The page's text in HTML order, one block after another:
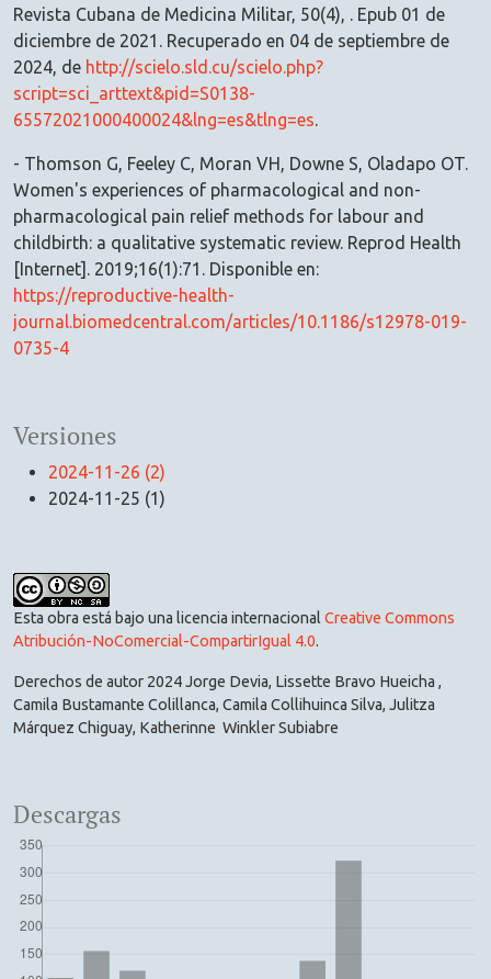
Versiones
2024-11-26 (2)
2024-11-25 (1)
Revista Cubana de Medicina Militar, 50(4), . Epub 01 de
diciembre de 2021. Recuperado en 04 de septiembre de
2024, de http://scielo.sld.cu/scielo.php?
script=sci_arttext&pid=S0138-
65572021000400024&lng=es&tlng=es.
- Thomson G, Feeley C, Moran VH, Downe S, Oladapo OT.
Women's experiences of pharmacological and non-
pharmacological pain relief methods for labour and
childbirth: a qualitative systematic review. Reprod Health
[Internet]. 2019;16(1):71. Disponible en:
https://reproductive-health-
journal.biomedcentral.com/articles/10.1186/s12978-019-
0735-4
Esta obra está bajo una licencia internacional Creative Commons
Atribución-NoComercial-CompartirIgual 4.0.
Derechos de autor 2024 Jorge Devia, Lissette Bravo Hueicha ,
Camila Bustamante Colillanca, Camila Collihuinca Silva, Julitza
Márquez Chiguay, Katherinne Winkler Subiabre
Descargas